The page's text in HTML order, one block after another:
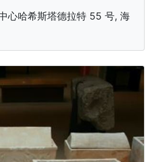
心哈希斯塔德拉特 55 号, 海